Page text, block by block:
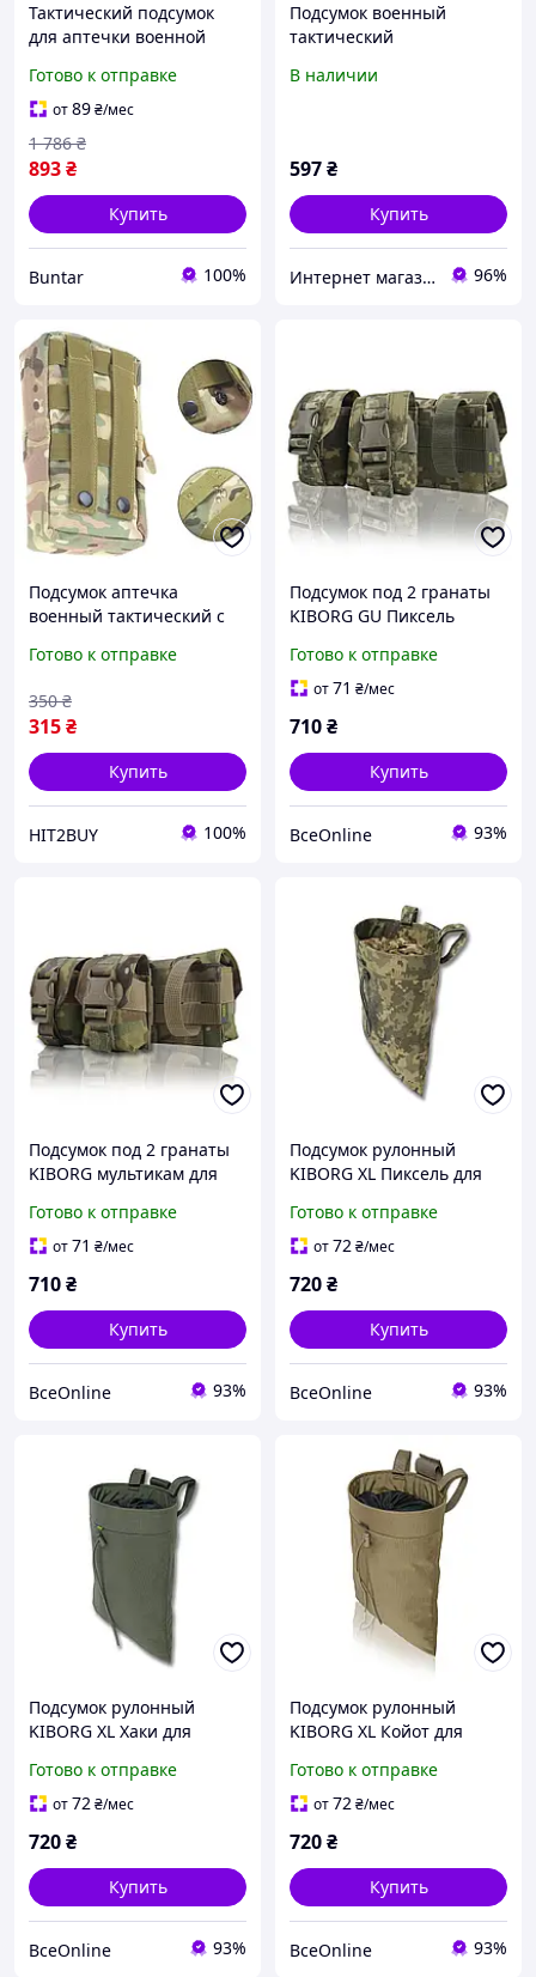
Тактический подсумок
для аптечки военной
комплектации с системой
молле BUN-232
Готово к отправке
от89₴/мес
893₴
1 786 ₴
Купить
Buntar 100%
Подсумок военный
тактический
В наличии
597₴
Купить
Интернет магазин Постелюшка (Домашний текстиль, сумки, товары для дома и отдыха) 96%
Подсумок аптечка
военный тактический с
мультикам
Готово к отправке
315₴
350 ₴
Купить
HIT2BUY 100%
Подсумок под 2 гранаты
KIBORG GU Пиксель
военных MOLLE с
фастексами и эластиками
Готово к отправке
от71 ₴/мес
710₴
Купить
ВсеOnline 93%
Подсумок под 2 гранаты
KIBORG мультикам для
карман для гранат
Готово к отправке
от71 ₴/мес
710₴
Купить
ВсеOnline 93%
Подсумок рулонный
KIBORG XL Пиксель для
скидывания магазинов
MOLLE
Готово к отправке
от72₴/мес
720₴
Купить
ВсеOnline 93%
Подсумок рулонный
KIBORG XL Хаки для
для быстрого сброса
магазинов
Готово к отправке
от72₴/мес
720₴
Купить
ВсеOnline 93%
Подсумок рулонный
KIBORG XL Койот для
Cordura 1000D MOLLE для
быстрого сброса
Готово к отправке
от72₴/мес
720₴
Купить
ВсеOnline 93%